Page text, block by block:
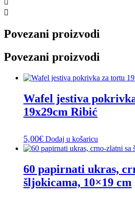
Povezani proizvodi
Povezani proizvodi
Wafel jestiva
19x29cm Ribić
5,00€ Dodaj u košaricu
60 papirnati ukras,
šljokicama, 10×19 cm